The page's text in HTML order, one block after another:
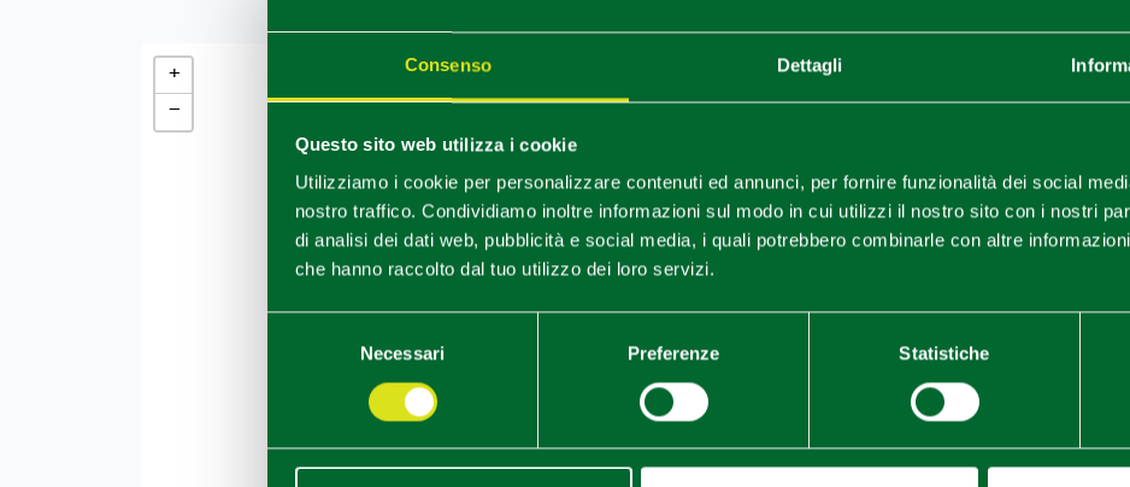
Consenso Dettagli
Questo sito web utilizza i cookie
Utilizziamo i cookie per personalizzare contenuti ed annunci, per fornire funzionalità dei social
nostro traffico. Condividiamo inoltre informazioni sul modo in cui utilizzi il nostro sito con i nostri
di analisi dei dati web, pubblicità e social media, i quali potrebbero combinarle con altre
che hanno raccolto dal tuo utilizzo dei loro servizi.
Necessari Preferenze Statistiche
+
−